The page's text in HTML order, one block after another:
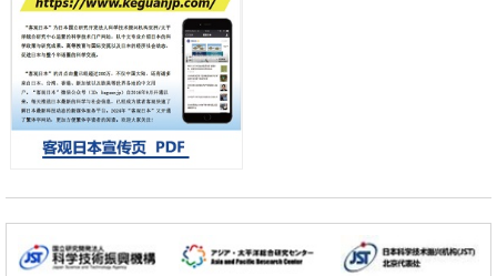
会引发血管结构恶化
科学研究
京都大学高效生成光的构成单元“光子”，可应用于量子计算机
科学研究
开发出300亿年仅误差1秒的光晶格钟，构建网络将其打造为下一代社会
基础设施
经济・社会
科学研究
小岩井忠道 泷川 进